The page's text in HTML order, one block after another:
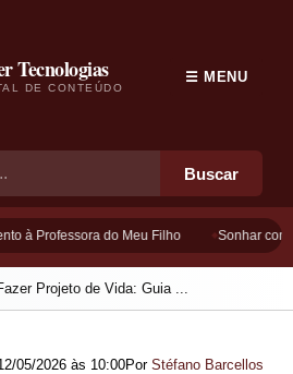
Tecnologias
DE CONTEÚDO
Buscar
☰ MENU
à Professora do Meu Filho Sonhar com
Projeto de Vida: Guia ...
05/2026 às 10:00Por Stéfano Barcellos